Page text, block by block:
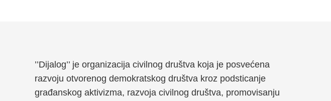
’’Dijalog’’ je organizacija civilnog društva koja je posvećena
razvoju otvorenog demokratskog društva kroz podsticanje
građanskog aktivizma, razvoja civilnog društva, promovisanju